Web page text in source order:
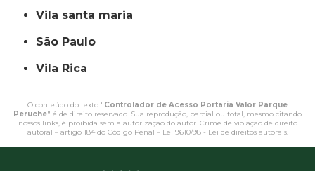
vila santa maria
São Paulo
Vila Rica
O conteúdo do texto "Controlador de Acesso Portaria Valor Parque
Peruche" é de direito reservado. Sua reprodução, parcial ou total, mesmo citando
nossos links, é proibida sem a autorização do autor. Crime de violação de direito
autoral – artigo 184 do Código Penal – Lei 9610/98 - Lei de direitos autorais.